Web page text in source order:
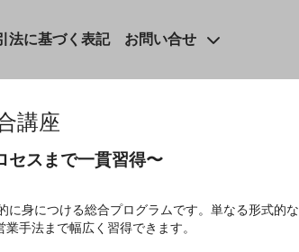
法に基づく表記 お問い合せ
講座
セスまで一貫習得〜
身につける総合プログラムです。単なる形式的な
手法まで幅広く習得できます。